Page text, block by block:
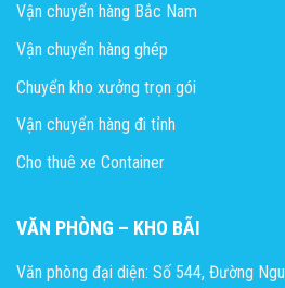
Vận chuyển hàng Bắc Nam
Vận chuyển hàng ghép
Chuyển kho xưởng trọn gói
Vận chuyển hàng đi tỉnh
Cho thuê xe Container
VĂN PHÒNG – KHO BÃI
Văn phòng đại diện: Số 544, Đường